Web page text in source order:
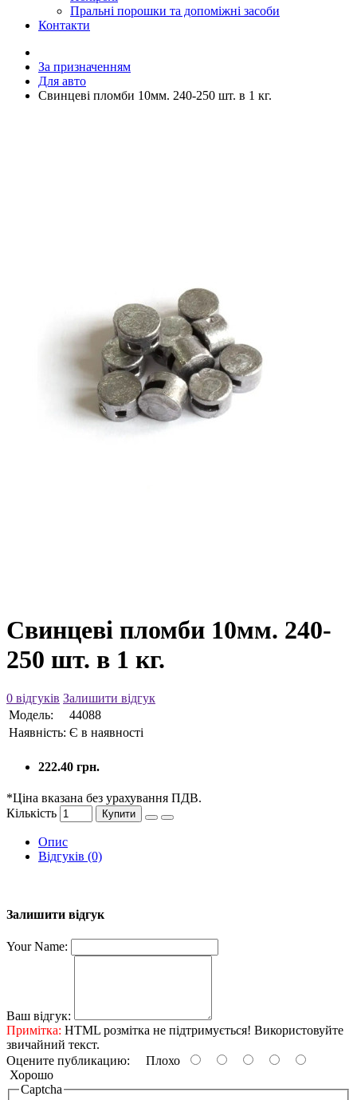
Пральні порошки та допоміжні засоби
Контакти
За призначенням
Для авто
Свинцеві пломби 10мм. 240-250 шт. в 1 кг.
Свинцеві пломби 10мм. 240-
250 шт. в 1 кг.
0 відгуків Залишити відгук
Модель:
44088
Наявність: Є в наявності
222.40 грн.
*Ціна вказана без урахування ПДВ.
Кількість
Купити
Опис
Відгуків (0)
Залишити відгук
Your Name:
Ваш відгук:
Примітка: HTML розмітка не підтримується! Використовуйте
звичайний текст.
Оцените публикацию:
Плохо
Хорошо
Captcha